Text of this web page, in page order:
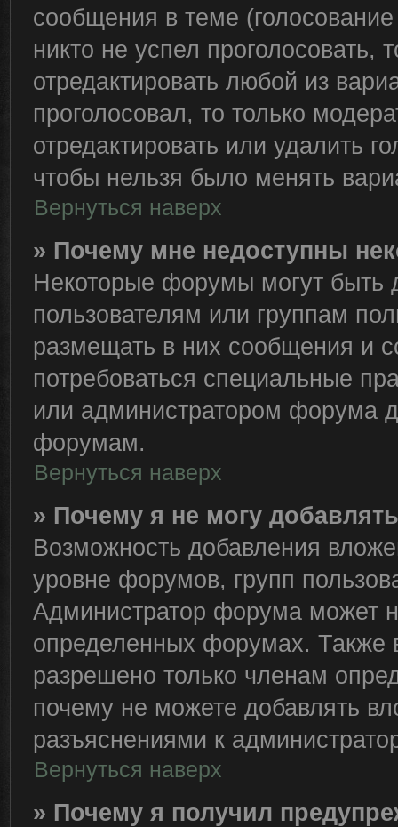
сообщения в теме
никто не успел проголосовать,
отредактировать любой из
проголосовал, то только
отредактировать или удалить
чтобы нельзя было менять
Вернуться наверх
» Почему мне недоступны
Некоторые форумы могут быть
пользователям или группам
размещать в них сообщения и
потребоваться специальные
или администратором форума
форумам.
Вернуться наверх
» Почему я не могу
Возможность добавления
уровне форумов, групп
Администратор форума может
определенных форумах. Также
разрешено только членам
почему не можете добавлять
разъяснениями к
Вернуться наверх
» Почему я получил